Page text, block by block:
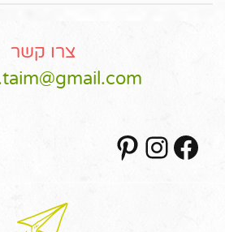
צרו קשר
Facebook
Instagram